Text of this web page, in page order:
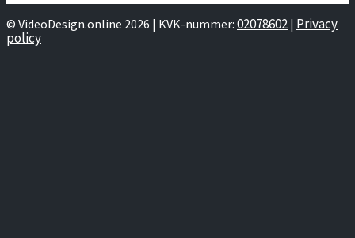
© VideoDesign.online 2026 | KVK-nummer: 02078602 | Privacy
policy